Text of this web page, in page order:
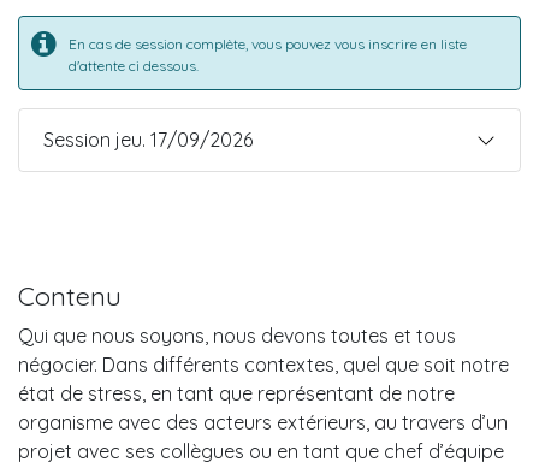
En cas de session complète, vous pouvez vous inscrire en liste
d'attente ci dessous.
Session jeu. 17/09/2026
Contenu
Qui que nous soyons, nous devons toutes et tous
négocier. Dans différents contextes, quel que soit notre
état de stress, en tant que représentant de notre
organisme avec des acteurs extérieurs, au travers d’un
projet avec ses collègues ou en tant que chef d’équipe